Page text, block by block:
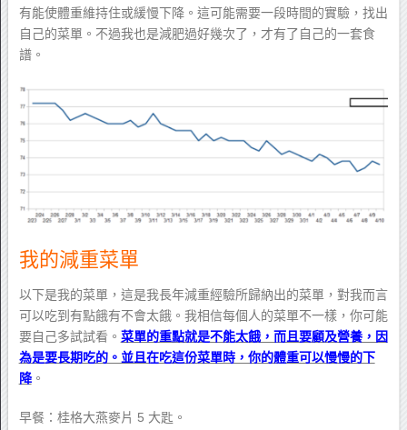
有能使體重維持住或緩慢下降。這可能需要一段時間的實驗，找出
自己的菜單。不過我也是減肥過好幾次了，才有了自己的一套食
譜。
我的減重菜單
以下是我的菜單，這是我長年減重經驗所歸納出的菜單，對我而言
可以吃到有點餓有不會太餓。我相信每個人的菜單不一樣，你可能
要自己多試試看。 菜單的重點就是不能太餓，而且要顧及營養，因
為是要長期吃的。並且在吃這份菜單時，你的體重可以慢慢的下
降。
早餐：桂格大燕麥片 5 大匙。